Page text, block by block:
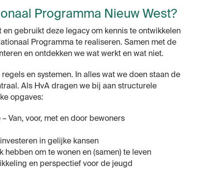
Programma Nieuw West?
gebruikt deze legacy om kennis te ontwikkelen
Programma te realiseren. Samen met de
en ontdekken we wat werkt en wat niet.
en systemen. In alles wat we doen staan de
Als HvA dragen we bij aan structurele
opgaves:
Van, voor, met en door bewoners
in gelijke kansen
om te wonen en (samen) te leven
en perspectief voor de jeugd